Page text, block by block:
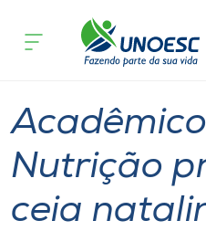
Cursos
Pesquisa
Atendimento ao
acontece
Graduação
Nutrição
ceia